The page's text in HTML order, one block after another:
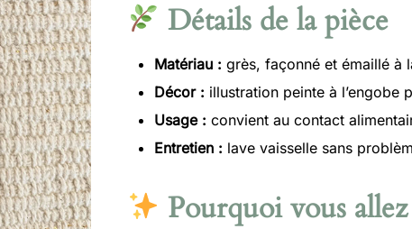
Détails de la pièce
Matériau : grès, façonné et émaillé à
Décor : illustration peinte à l’engobe
Usage : convient au contact
Entretien : lave vaisselle sans
Pourquoi vous